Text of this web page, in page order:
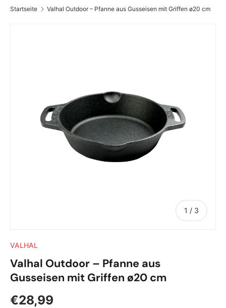
Startseite Valhal Outdoor – Pfanne aus Gusseisen mit Griffen ø20 cm
1 / von
3
VALHAL
Valhal Outdoor – Pfanne aus
Gusseisen mit Griffen ø20 cm
Normaler Preis
€28,99